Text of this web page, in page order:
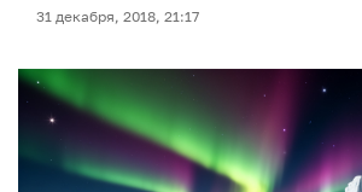
31 декабря, 2018, 21:17